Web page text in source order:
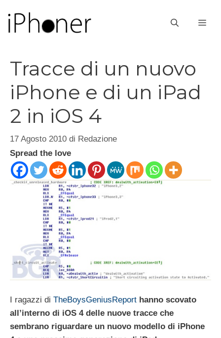
contenuto
Tracce di un nuovo
iPhone e di un iPad
2 in iOS 4
17 Agosto 2010 di Redazione
Spread the love
I ragazzi di TheBoysGeniusReport hanno scovato
all’interno di iOS 4 delle nuove tracce che
sembrano riguardare un nuovo modello di iPhone